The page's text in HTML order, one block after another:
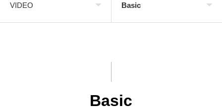
VIDEO Basic
Photo
Basic